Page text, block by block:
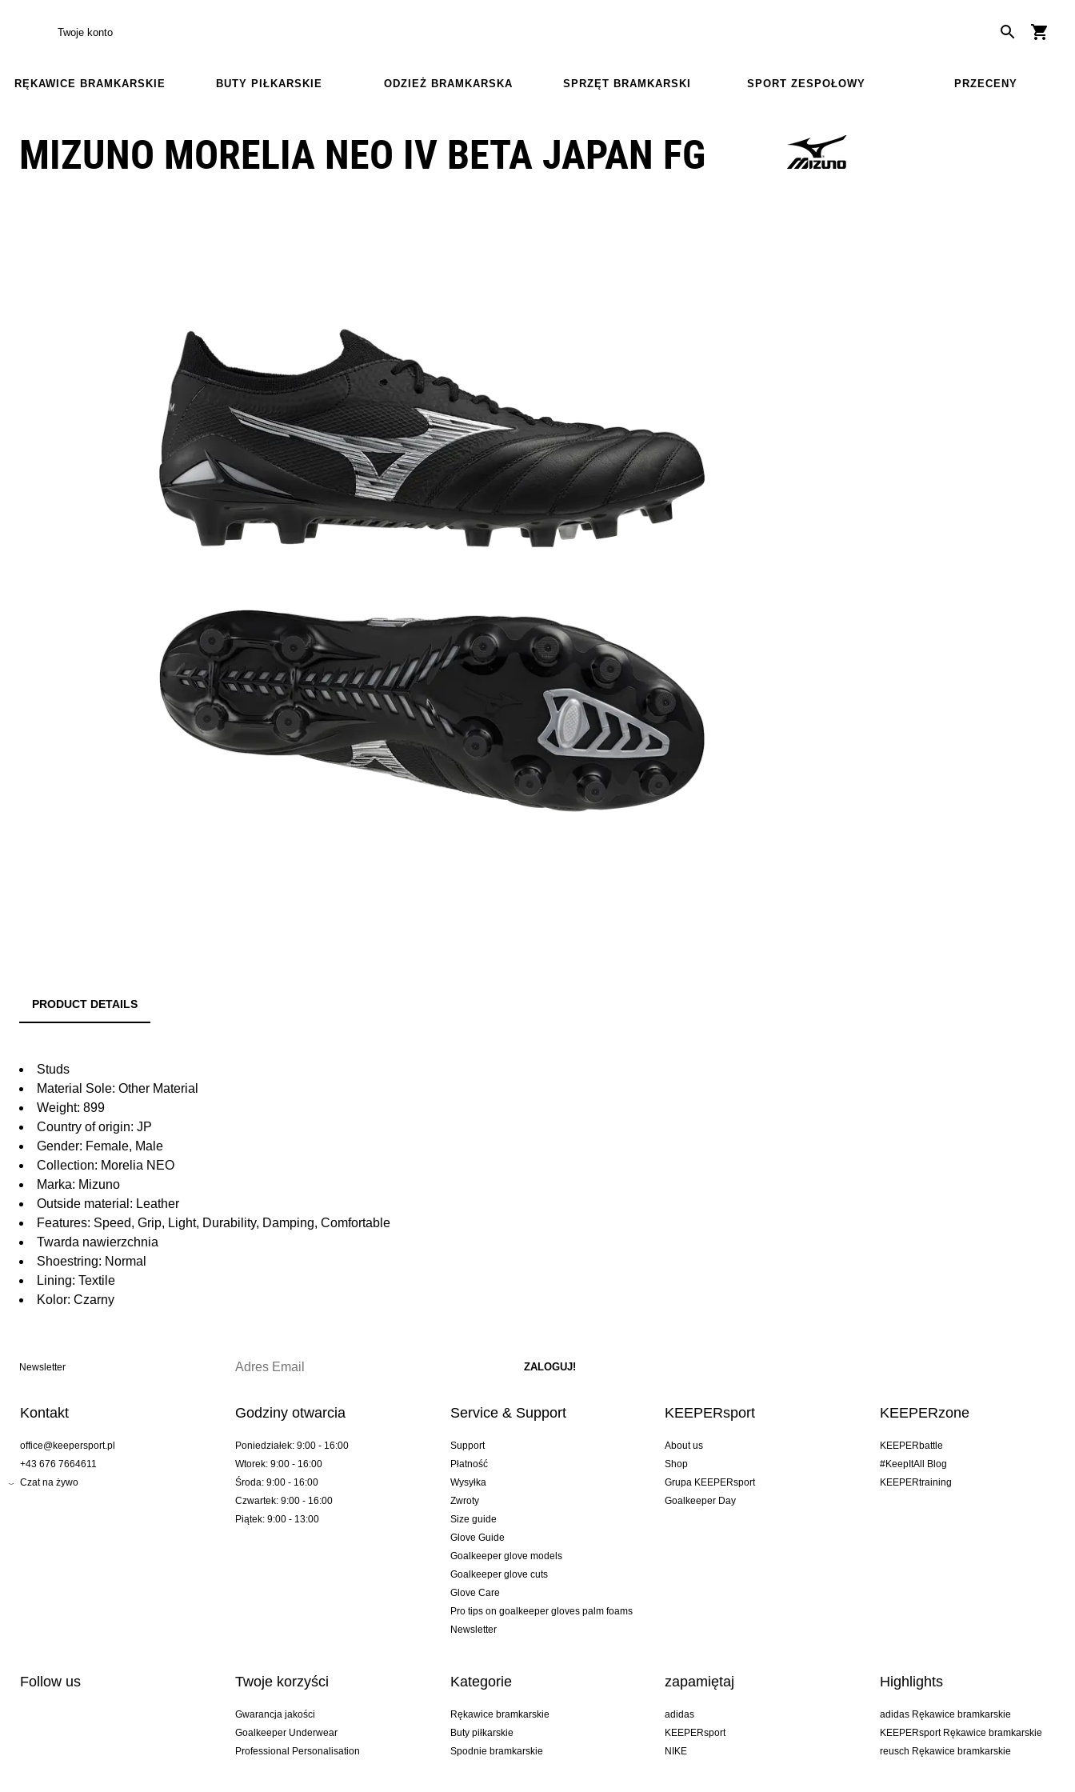
Twoje konto
RĘKAWICE BRAMKARSKIE BUTY PIŁKARSKIE ODZIEŻ BRAMKARSKA SPRZĘT BRAMKARSKI SPORT ZESPOŁOWY PRZECENY
MIZUNO MORELIA NEO IV BETA JAPAN FG
PRODUCT DETAILS
Studs
Material Sole: Other Material
Weight: 899
Country of origin: JP
Gender: Female, Male
Collection: Morelia NEO
Marka: Mizuno
Outside material: Leather
Features: Speed, Grip, Light, Durability, Damping, Comfortable
Twarda nawierzchnia
Shoestring: Normal
Lining: Textile
Kolor: Czarny
Newsletter
Kontakt
office@keepersport.pl
+43 676 7664611
Czat na żywo
Godziny otwarcia
Poniedziałek: 9:00 - 16:00
Wtorek: 9:00 - 16:00
Środa: 9:00 - 16:00
Czwartek: 9:00 - 16:00
Piątek: 9:00 - 13:00
Service & Support
Support
Płatność
Wysyłka
Zwroty
Size guide
Glove Guide
Goalkeeper glove models
Goalkeeper glove cuts
Glove Care
Pro tips on goalkeeper gloves palm foams
Newsletter
KEEPERsport
About us
Shop
Grupa KEEPERsport
Goalkeeper Day
KEEPERzone
KEEPERbattle
#KeepItAll Blog
KEEPERtraining
Follow us Twoje korzyści
Gwarancja jakości
Goalkeeper Underwear
Professional Personalisation
Kategorie
Rękawice bramkarskie
Buty piłkarskie
Spodnie bramkarskie
zapamiętaj
adidas
KEEPERsport
NIKE
Highlights
adidas Rękawice bramkarskie
KEEPERsport Rękawice bramkarskie
reusch Rękawice bramkarskie